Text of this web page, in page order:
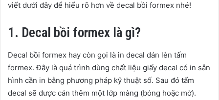
viết dưới đây để hiểu rõ hơn về decal bồi formex nhé!
1. Decal bồi formex là gì?
Decal bồi formex hay còn gọi là in decal dán lên tấm
formex. Đây là quá trình dùng chất liệu giấy decal có in sẵn
hình cần in bằng phương pháp kỹ thuật số. Sau đó tấm
decal sẽ được cán thêm một lớp màng (bóng hoặc mờ).